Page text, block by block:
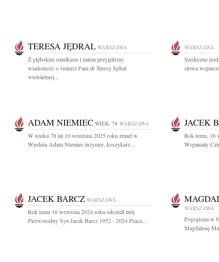
TERESA JĘDRAL WARSZAWA
Z głębokim smutkiem i żalem przyjęliśmy
wiadomość o śmierci Pani dr Teresy Jędral
wieloletniej...
WARSZAWA
Serdeczne
słowa
ADAM NIEMIEC WIEK: 78 WARSZAWA
W wieku 78 lat 10 września 2025 roku zmarł w
Wiedniu Adam Niemiec inżynier, koszykarz...
JACEK
Rok temu, 16
Wspaniały
JACEK BARCZ WARSZAWA
Rok temu 16 września 2024 roku odszedł mój
Pierworodny Syn Jacek Barcz 1952 - 2024 Praca...
WARSZAWA
Pogrążona w
Magdalenę